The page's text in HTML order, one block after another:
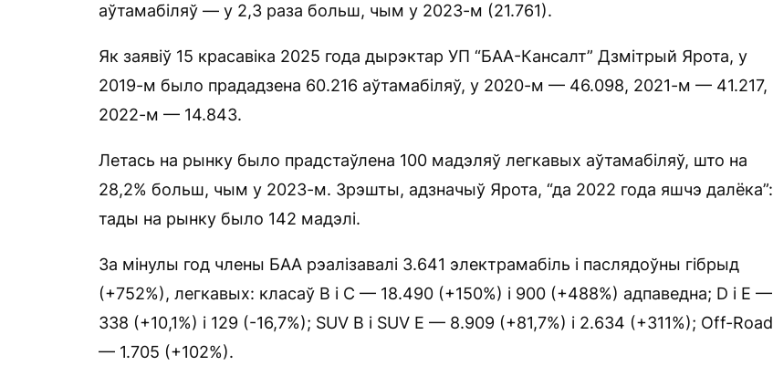
аўтамабіляў — у 2,3 раза больш, чым у 2023-м (21.761).
Як заявіў 15 красавіка 2025 года дырэктар УП “БАА-Кансалт” Дзмітрый Ярота, у
2019-м было прададзена 60.216 аўтамабіляў, у 2020-м — 46.098, 2021-м — 41.217,
2022-м — 14.843.
Летась на рынку было прадстаўлена 100 мадэляў легкавых аўтамабіляў, што на
28,2% больш, чым у 2023-м. Зрэшты, адзначыў Ярота, “да 2022 года яшчэ далёка”:
тады на рынку было 142 мадэлі.
За мінулы год члены БАА рэалізавалі 3.641 электрамабіль і паслядоўны гібрыд
(+752%), легкавых: класаў В і С — 18.490 (+150%) і 900 (+488%) адпаведна; D і E —
338 (+10,1%) і 129 (-16,7%); SUV B і SUV E — 8.909 (+81,7%) і 2.634 (+311%); Off-Road
— 1.705 (+102%).